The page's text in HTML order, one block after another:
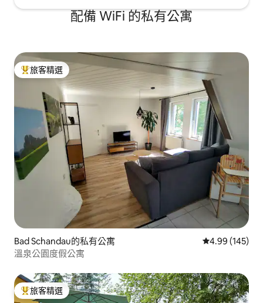
配備 WiFi 的私有公寓
旅客精選榜首
旅客精選
Bad Schandau的私有公寓 從 145 則評價
4.99 (145)
溫泉公園度假公寓
旅客精選榜首
旅客精選